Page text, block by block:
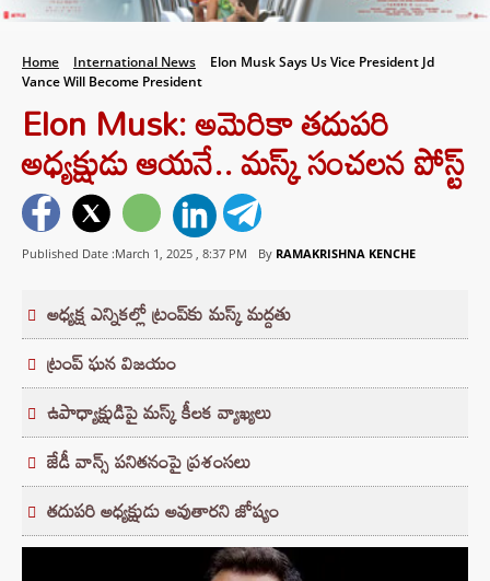
Home International News
Elon Musk Says Us Vice President Jd
Vance Will Become President
Elon Musk: అమెరికా తదుపరి
అధ్యక్షుడు ఆయనే.. మస్క్ సంచలన పోస్ట్
Published Date :March 1, 2025 , 8:37 PM By RAMAKRISHNA KENCHE
అధ్యక్ష ఎన్నికల్లో ట్రంప్‌కు మస్క్ మద్దతు
ట్రంప్ ఘన విజయం
ఉపాధ్యాక్షుడిపై మస్క్ కీలక వ్యాఖ్యలు
జేడీ వాన్స్‌ పనితనంపై ప్రశంసలు
తదుపరి అధ్యక్షుడు అవుతారని జోష్యం